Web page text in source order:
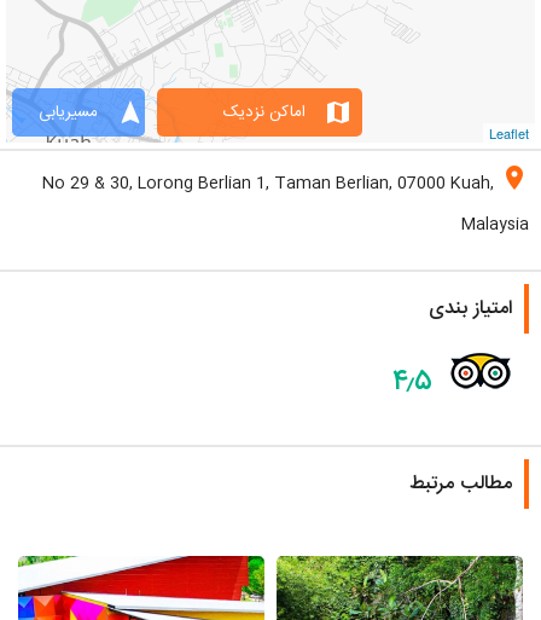
Leaflet
navigation مسیریابی map اماکن نزدیک
location_on
No 29 & 30, Lorong Berlian 1, Taman Berlian, 07000 Kuah,
Malaysia
امتیاز بندی
۴٫۵
مطالب مرتبط